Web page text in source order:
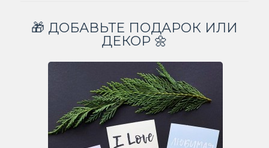
🎁 ДОБАВЬТЕ ПОДАРОК ИЛИ
ДЕКОР 🌼